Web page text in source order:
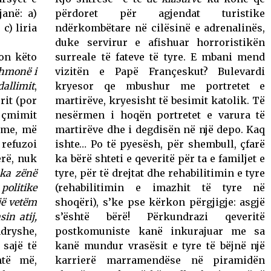
a)
c) liria
këto
i
,
(por
më
refuzoi
nuk
zënë
vetëm
atij,
të
më,
përdoret për agjendat turistike
ndërkombëtare në cilësinë e adrenalinës,
duke servirur e afishuar horroristikën
surreale të fateve të tyre. E mbani mend
vizitën e Papë Françeskut? Bulevardi
kryesor qe mbushur me portretet e
martirëve, kryesisht të besimit katolik. Të
nesërmen i hoqën portretet e varura të
martirëve dhe i degdisën në një depo. Kaq
ishte… Po të pyesësh, për shembull, çfarë
ka bërë shteti e qeveritë për ta e familjet e
tyre, për të drejtat dhe rehabilitimin e tyre
(rehabilitimin e imazhit të tyre në
shoqëri), s’ke pse kërkon përgjigje: asgjë
s’është bërë! Përkundrazi qeveritë
postkomuniste kanë inkurajuar me sa
kanë mundur vrasësit e tyre të bëjnë një
karrierë marramendëse në piramidën